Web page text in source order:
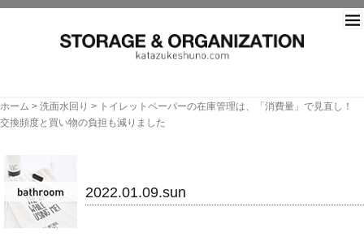
ホーム > 洗面水回り > トイレットペーパーの在庫管理は、「消費量」で⾒直し！
交換頻度と買い物の負担も減りました
2022.01.09.sun